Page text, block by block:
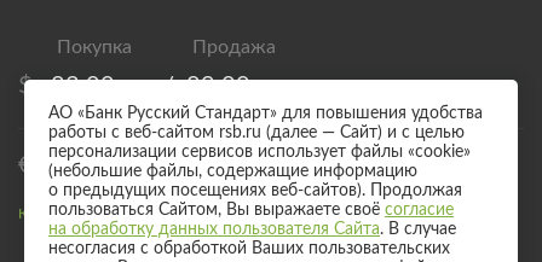
$ 83,00 / 89,00
€ 95,00 / 101,00
Курс валют для безналичного обмена
АО «Банк Русский Стандарт» для повышения удобства
работы с веб-сайтом rsb.ru (далее — Сайт) и с целью
персонализации сервисов использует файлы «cookie»
(небольшие файлы, содержащие информацию
о предыдущих посещениях веб-сайтов). Продолжая
пользоваться Сайтом, Вы выражаете своё согласие
на обработку данных пользователя Сайта. В случае
несогласия с обработкой Ваших пользовательских